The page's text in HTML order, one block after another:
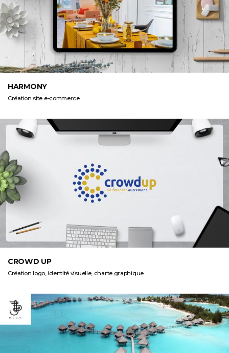
HARMONY
Création site e-commerce
CROWD UP
Création logo, identité visuelle, charte graphique